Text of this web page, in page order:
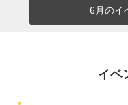
6月のイ
イベ